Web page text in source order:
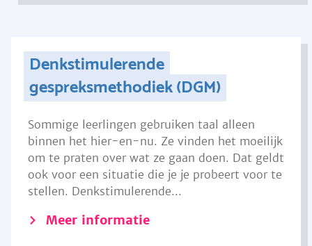
Denkstimulerende
gespreksmethodiek (DGM)
Sommige leerlingen gebruiken taal alleen
binnen het hier-en-nu. Ze vinden het moeilijk
om te praten over wat ze gaan doen. Dat geldt
ook voor een situatie die je je probeert voor te
stellen. Denkstimulerende...
Meer informatie